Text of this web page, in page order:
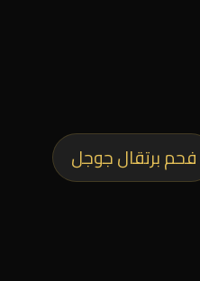
فحم برتقال جوجل